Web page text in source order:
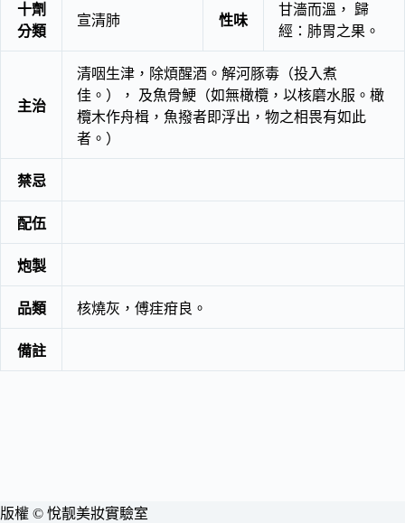
十劑
分類
宣清肺 性味
甘濇而溫， 歸
經：肺胃之果。
主治
清咽生津，除煩醒酒。解河豚毒（投入煮
佳。）， 及魚骨鯁（如無橄欖，以核磨水服。橄
欖木作舟楫，魚撥者即浮出，物之相畏有如此
者。）
禁忌
配伍
炮製
品類 核燒灰，傅疰疳良。
備註
版權 © 悅靓美妝實驗室